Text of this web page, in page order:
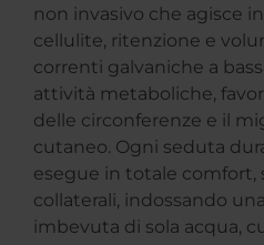
non invasivo che agisce
cellulite, ritenzione e
correnti galvaniche a
attività metaboliche,
delle circonferenze e il
cutaneo. Ogni seduta
esegue in totale comfort,
collaterali, indossando
imbevuta di sola acqua,